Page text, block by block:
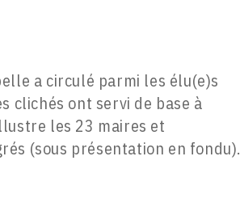
a circulé parmi les élu(e)s
clichés ont servi de base à
les 23 maires et
(sous présentation en fondu).